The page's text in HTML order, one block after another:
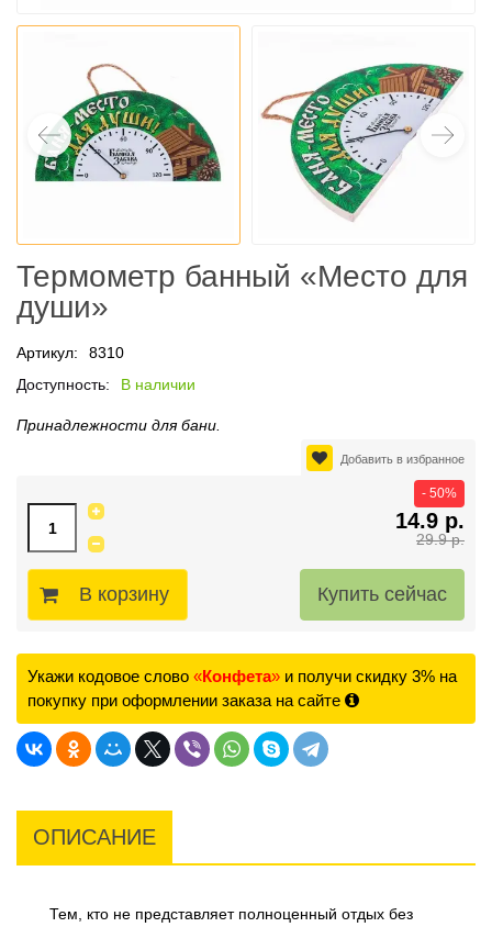
Термометр банный «Место для
души»
Артикул:
8310
Доступность:
В наличии
Принадлежности для бани.
Добавить в избранное
29.9 р.
14.9 р.
- 50%
В корзину
Укажи кодовое слово «Конфета» и получи скидку 3% на
покупку при оформлении заказа на сайте
ОПИСАНИЕ
Тем, кто не представляет полноценный отдых без